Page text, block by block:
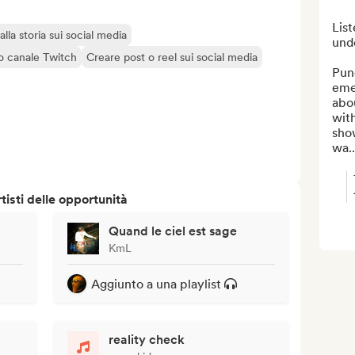
storia sui social media
canale Twitch
Creare post o reel sui social media
delle opportunità
Quand le ciel est sage
KmL
Aggiunto a una playlist
reality check